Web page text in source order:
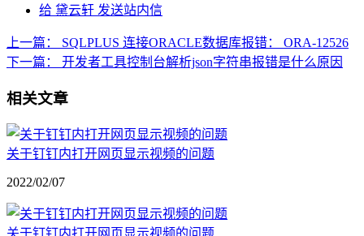
给 黛云轩 发送站内信
上一篇：
SQLPLUS 连接ORACLE数据库报错： ORA-12526
下一篇：
开发者工具控制台解析json字符串报错是什么原因
相关文章
关于钉钉内打开网页显示视频的问题
2022/02/07
关于钉钉内打开网页显示视频的问题